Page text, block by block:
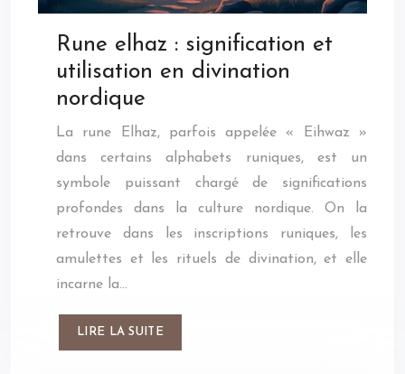
Rune elhaz : signification et
utilisation en divination
nordique
La rune Elhaz, parfois appelée « Eihwaz »
dans certains alphabets runiques, est un
symbole puissant chargé de significations
profondes dans la culture nordique. On la
retrouve dans les inscriptions runiques, les
amulettes et les rituels de divination, et elle
incarne la…
LIRE LA SUITE